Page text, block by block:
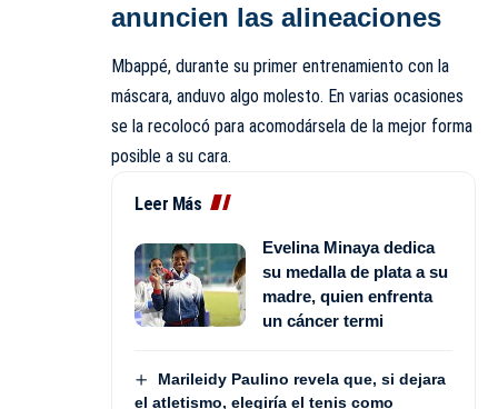
anuncien las alineaciones
Mbappé, durante su primer entrenamiento con la
máscara, anduvo algo molesto. En varias ocasiones
se la recolocó para acomodársela de la mejor forma
posible a su cara.
Leer Más
Evelina Minaya dedica
su medalla de plata a su
madre, quien enfrenta
un cáncer termi
Marileidy Paulino revela que, si dejara
el atletismo, elegiría el tenis como